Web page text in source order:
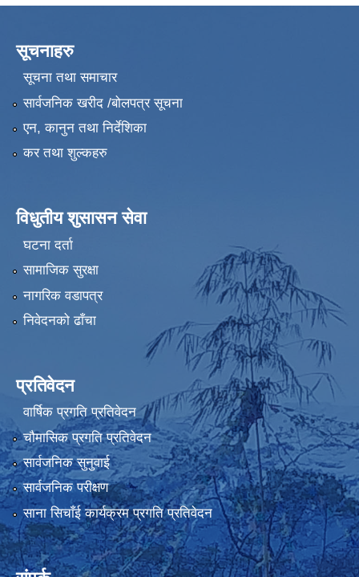
सूचनाहरु
सूचना तथा समाचार
सार्वजनिक खरीद /बोलपत्र सूचना
एन, कानुन तथा निर्देशिका
कर तथा शुल्कहरु
विधुतीय शुसासन सेवा
घटना दर्ता
सामाजिक सुरक्षा
नागरिक वडापत्र
निवेदनको ढाँचा
प्रतिवेदन
वार्षिक प्रगति प्रतिवेदन
चौमासिक प्रगति प्रतिवेदन
सार्वजनिक सुनुवाई
सार्वजनिक परीक्षण
साना सिचाँई कार्यक्रम प्रगति प्रतिवेदन